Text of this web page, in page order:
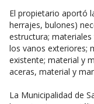
El propietario aportó
herrajes, bulones)
estructura;
los vanos exteriores;
existente; material y
aceras, material y
La Municipalidad de